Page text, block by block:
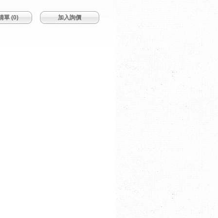
加入詢價
單 (0)